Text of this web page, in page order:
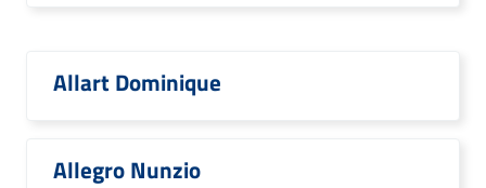
Allart Dominique
Allegro Nunzio